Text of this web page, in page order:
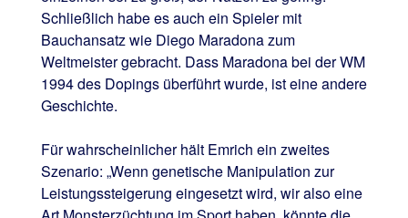
Schließlich habe es auch ein Spieler mit
Bauchansatz wie Diego Maradona zum
Weltmeister gebracht. Dass Maradona bei der WM
1994 des Dopings überführt wurde, ist eine andere
Geschichte.
Für wahrscheinlicher hält Emrich ein zweites
Szenario: „Wenn genetische Manipulation zur
Leistungssteigerung eingesetzt wird, wir also eine